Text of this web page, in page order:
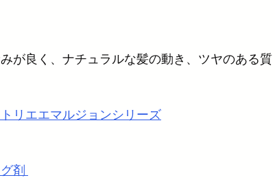
が良く、ナチュラルな髪の動き、ツヤのある質
リエエマルジョンシリーズ
グ剤